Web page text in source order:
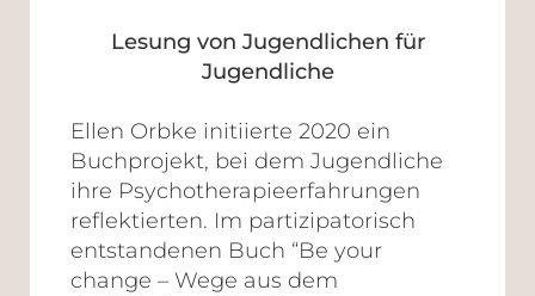
Lesung von Jugendlichen für
Jugendliche
Ellen Orbke initiierte 2020 ein
Buchprojekt, bei dem Jugendliche
ihre Psychotherapieerfahrungen
reflektierten. Im partizipatorisch
entstandenen Buch “Be your
change – Wege aus dem